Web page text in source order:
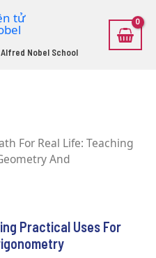
Nobel School
For Real Life: Teaching
And
Practical Uses For